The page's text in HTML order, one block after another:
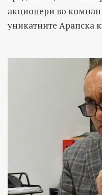
акционери во
уникатните Арапска